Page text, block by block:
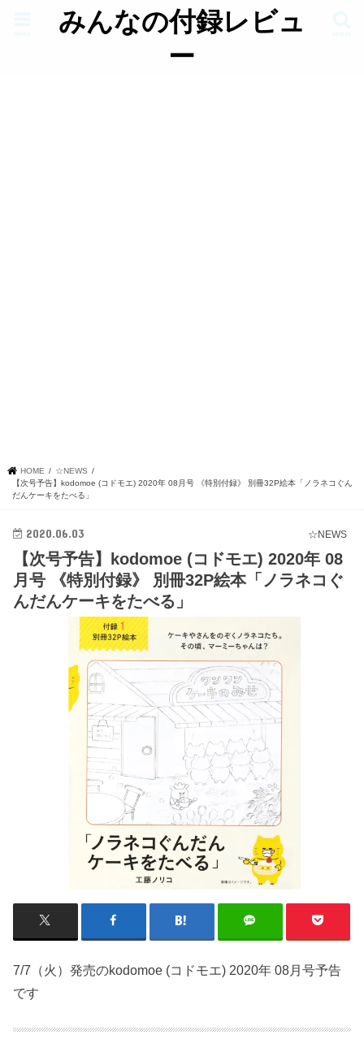
みんなの付録レビュ
ー
HOME
☆NEWS
【次号予告】kodomoe (コドモエ) 2020年 08月号 《特別付録》 別冊32P絵本「ノラネコぐん
だんケーキをたべる」
☆NEWS
2020.06.03
【次号予告】kodomoe (コドモエ) 2020年 08
月号 《特別付録》 別冊32P絵本「ノラネコぐ
んだんケーキをたべる」
7/7（火）発売のkodomoe (コドモエ) 2020年 08月号予告
です